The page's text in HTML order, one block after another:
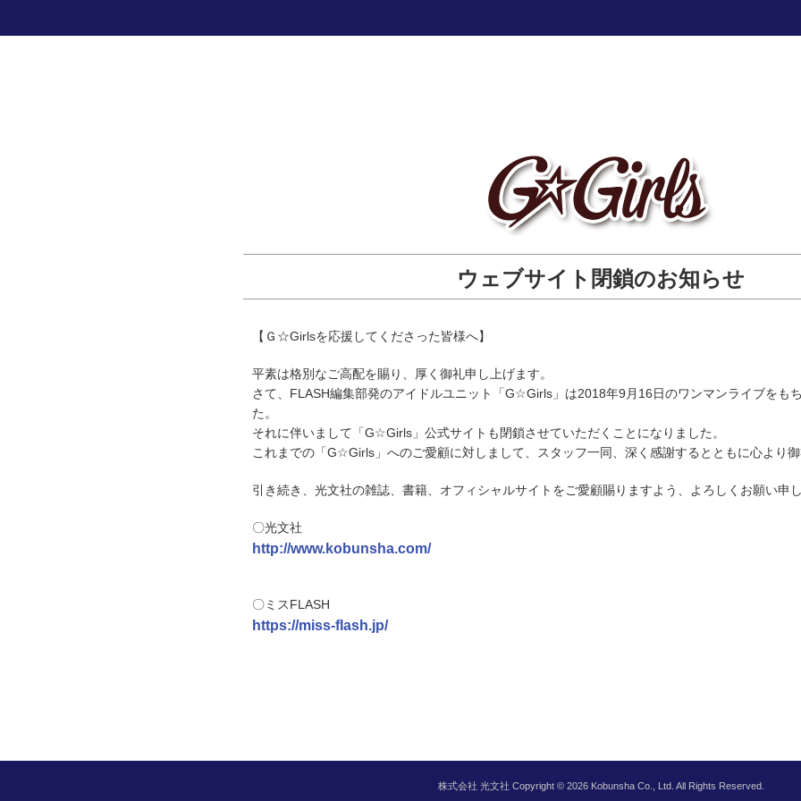
ウェブサイト閉鎖のお知らせ
【Ｇ☆Girlsを応援してくださった皆様へ】
平素は格別なご高配を賜り、厚く御礼申し上げます。
さて、FLASH編集部発のアイドルユニット「G☆Girls」は2018年9月16日のワンマンライブをも
た。
それに伴いまして「G☆Girls」公式サイトも閉鎖させていただくことになりました。
これまでの「G☆Girls」へのご愛顧に対しまして、スタッフ一同、深く感謝するとともに心より御
引き続き、光文社の雑誌、書籍、オフィシャルサイトをご愛顧賜りますよう、よろしくお願い申し
〇光文社
http://www.kobunsha.com/
〇ミスFLASH
https://miss-flash.jp/
株式会社 光文社 Copyright © 2026 Kobunsha Co., Ltd. All Rights Reserved.